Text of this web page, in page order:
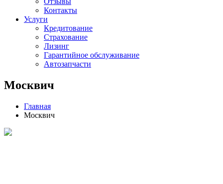
Контакты
Услуги
Кредитование
Страхование
Лизинг
Гарантийное обслуживание
Автозапчасти
Москвич
Главная
Москвич